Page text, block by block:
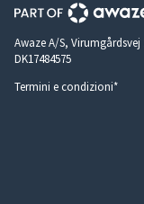
Awaze A/S,
DK17484575
Termini e condizioni*